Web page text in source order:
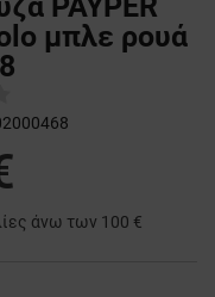
μπλε ρουά
άνω των 100 €